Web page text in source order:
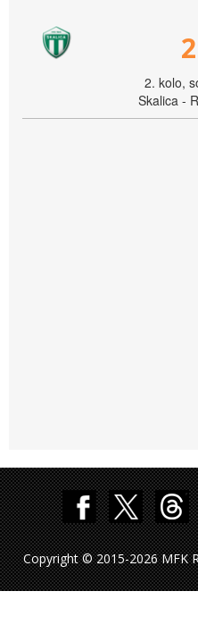
2. kolo,
Skalica -
Copyright © 2015-2026 MFK